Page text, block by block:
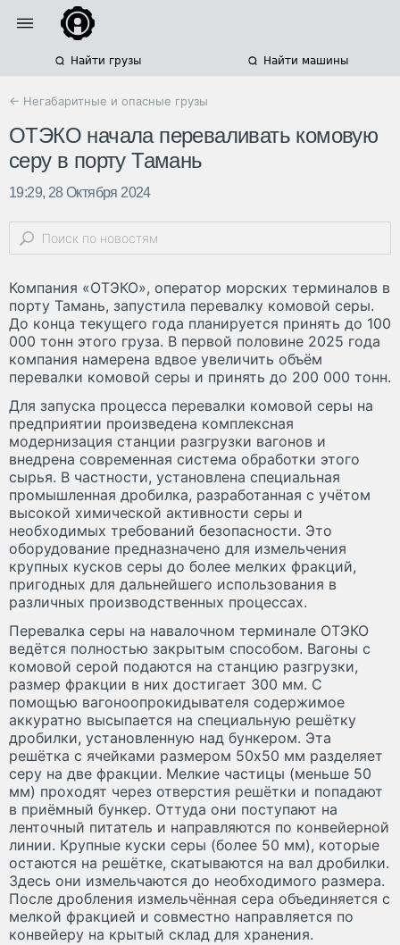
Найти грузы Найти машины
← Негабаритные и опасные грузы
ОТЭКО начала переваливать комовую
серу в порту Тамань
19:29, 28 Октября 2024
Компания «ОТЭКО», оператор морских терминалов в
порту Тамань, запустила перевалку комовой серы.
До конца текущего года планируется принять до 100
000 тонн этого груза. В первой половине 2025 года
компания намерена вдвое увеличить объём
перевалки комовой серы и принять до 200 000 тонн.
Для запуска процесса перевалки комовой серы на
предприятии произведена комплексная
модернизация станции разгрузки вагонов и
внедрена современная система обработки этого
сырья. В частности, установлена специальная
промышленная дробилка, разработанная с учётом
высокой химической активности серы и
необходимых требований безопасности. Это
оборудование предназначено для измельчения
крупных кусков серы до более мелких фракций,
пригодных для дальнейшего использования в
различных производственных процессах.
Перевалка серы на навалочном терминале ОТЭКО
ведётся полностью закрытым способом. Вагоны с
комовой серой подаются на станцию разгрузки,
размер фракции в них достигает 300 мм. С
помощью вагоноопрокидывателя содержимое
аккуратно высыпается на специальную решётку
дробилки, установленную над бункером. Эта
решётка с ячейками размером 50х50 мм разделяет
серу на две фракции. Мелкие частицы (меньше 50
мм) проходят через отверстия решётки и попадают
в приёмный бункер. Оттуда они поступают на
ленточный питатель и направляются по конвейерной
линии. Крупные куски серы (более 50 мм), которые
остаются на решётке, скатываются на вал дробилки.
Здесь они измельчаются до необходимого размера.
После дробления измельчённая сера объединяется с
мелкой фракцией и совместно направляется по
конвейеру на крытый склад для хранения.